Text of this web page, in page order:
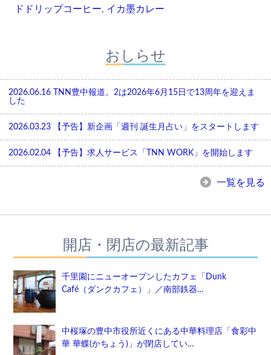
ドドリップコーヒー, イカ墨カレー
おしらせ
2026.06.16
TNN豊中報道。2は2026年6月15日で13周年を迎えま
した
2026.03.23 【予告】新企画「週刊 誕生月占い」をスタートします
2026.02.04 【予告】求人サービス「TNN WORK」を開始します
一覧を見る
開店・閉店の最新記事
千里園にニューオープンしたカフェ「Dunk
Café（ダンクカフェ）」／南部鉄器…
中桜塚の豊中市役所近くにある中華料理店「食彩中
華 華蝶(かちょう)」が閉店してい…